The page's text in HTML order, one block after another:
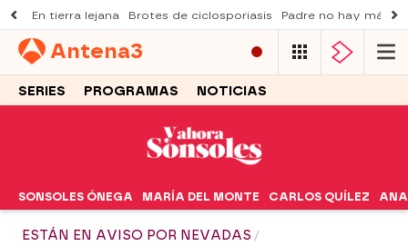
En tierra lejana Brotes de ciclosporiasis Padre no hay más
Antena3
SERIES PROGRAMAS NOTICIAS
SONSOLES ÓNEGA MARÍA DEL MONTE CARLOS QUÍLEZ ANA
ESTÁN EN AVISO POR NEVADAS